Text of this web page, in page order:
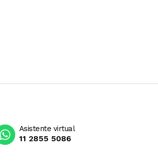
Asistente virtual
11 2855 5086